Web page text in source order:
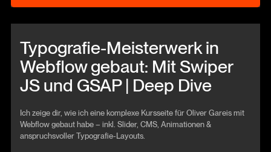
Typografie-Meisterwerk in
Webflow gebaut: Mit Swiper
JS und GSAP | Deep Dive
Ich zeige dir, wie ich eine komplexe Kursseite für Oliver Gareis mit
Webflow gebaut habe – inkl. Slider, CMS, Animationen &
anspruchsvoller Typografie-Layouts.